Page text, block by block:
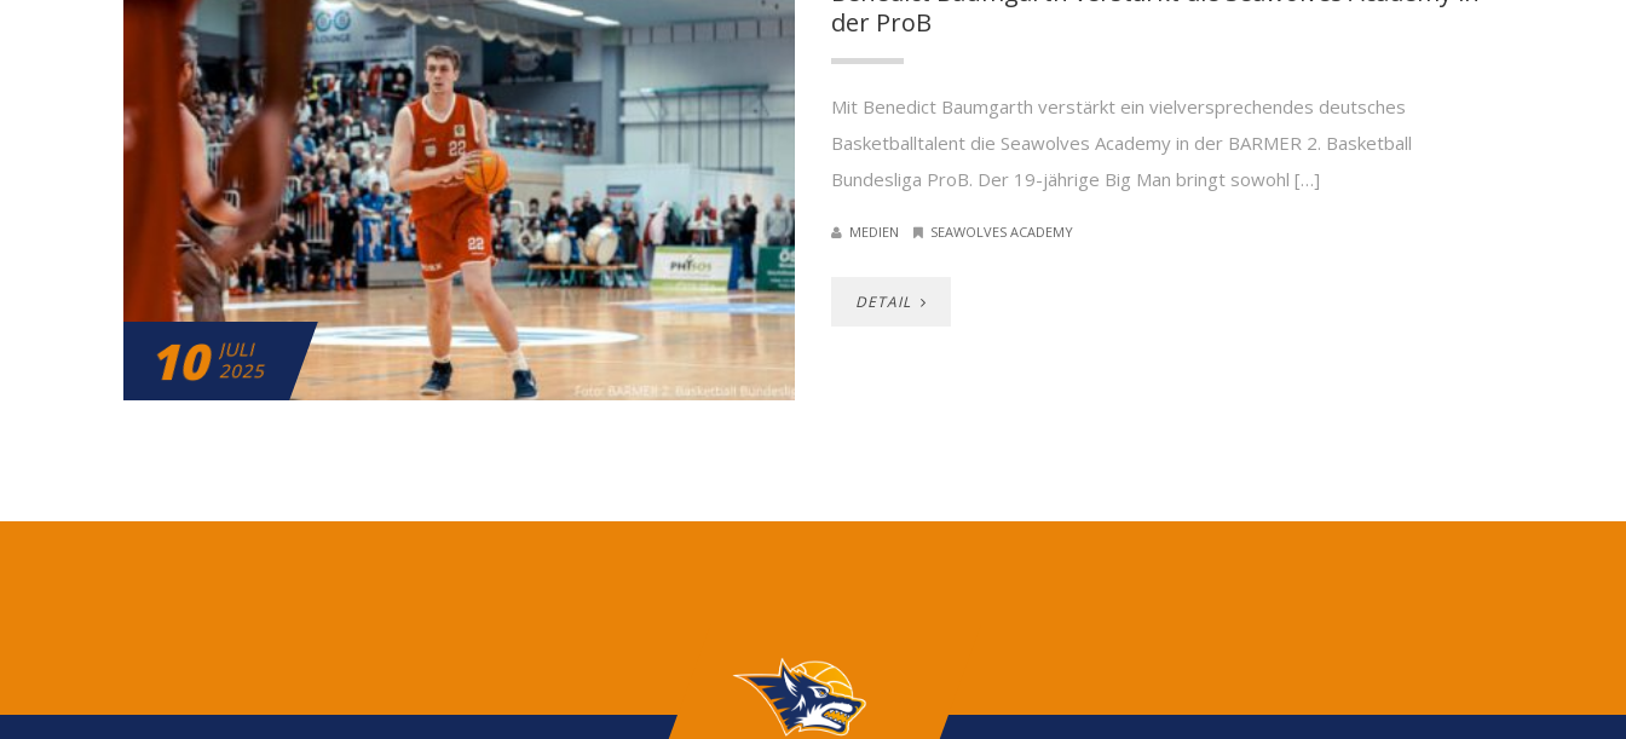
10 JULI
2025
der ProB
Mit Benedict Baumgarth verstärkt ein vielversprechendes deutsches
Basketballtalent die Seawolves Academy in der BARMER 2. Basketball
Bundesliga ProB. Der 19-jährige Big Man bringt sowohl […]
MEDIEN SEAWOLVES ACADEMY
DETAIL